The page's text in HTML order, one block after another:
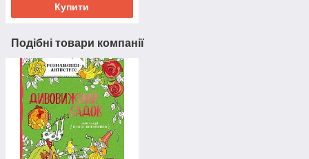
Купити
Подібні товари компанії